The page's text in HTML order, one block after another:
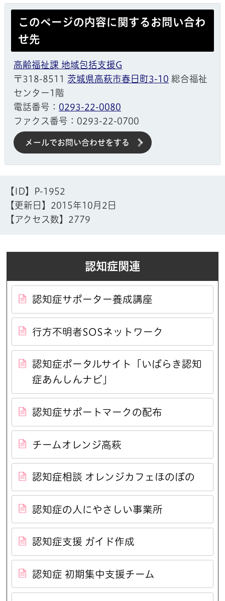
このページの内容に関するお問い合わ
せ先
高齢福祉課 地域包括支援G
〒318-8511 茨城県高萩市春日町3-10 総合福祉
センター1階
電話番号： 0293-22-0080
ファクス番号：0293-22-0700
メールでお問い合わせをする
【ID】
P-1952
【更新日】 2015年10月2日
【アクセス数】 2779
認知症関連
認知症サポーター養成講座
行方不明者SOSネットワーク
認知症ポータルサイト「いばらき認知
症あんしんナビ」
認知症サポートマークの配布
チームオレンジ高萩
認知症相談 オレンジカフェほのぼの
認知症の人にやさしい事業所
認知症支援 ガイド作成
認知症 初期集中支援チーム